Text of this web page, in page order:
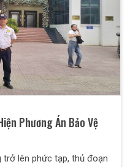
Phương Án Bảo Vệ
trở lên phức tạp, thủ đoạn